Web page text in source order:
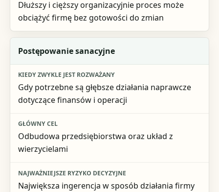
Dłuższy i cięższy organizacyjnie proces może
obciążyć firmę bez gotowości do zmian
Postępowanie sanacyjne
Gdy potrzebne są głębsze działania naprawcze
dotyczące finansów i operacji
Odbudowa przedsiębiorstwa oraz układ z
wierzycielami
Największa ingerencja w sposób działania firmy